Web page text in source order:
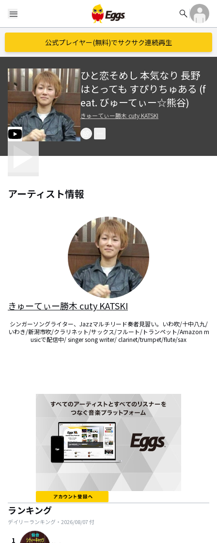
menu search
公式プレイヤー(無料)でサクサク連続再生
ひと恋そめし 本気なり 長野
はとっても すぴりちゅある (f
eat. びゅーてぃー☆熊谷)
きゅーてぃー勝木 cuty KATSKI
アーティスト情報
きゅーてぃー勝木 cuty KATSKI
シンガーソングライター、Jazzマルチリード奏者見習い。いわ吹/十中八九/
いわき/新潟市吹/クラリネット/サックス/フルート/トランペット/Amazon m
usicで配信中/ singer song writer/ clarinet/trumpet/flute/sax
ランキング
デイリーランキング・ 2026/08/07付
1